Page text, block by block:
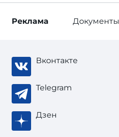
Реклама Документы
Вконтакте
Telegram
Дзен